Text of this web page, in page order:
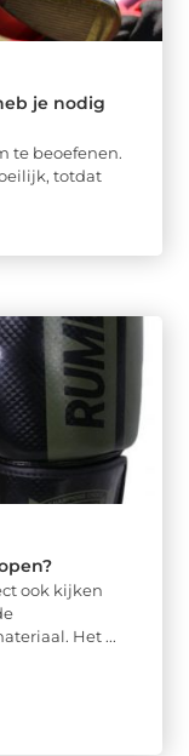
je nodig
te beoefenen.
totdat
ook kijken
Het ...